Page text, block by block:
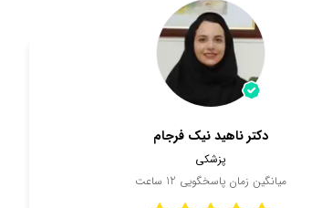
دکتر ناهید نیک فرجام
پزشکی
میانگین زمان پاسخگویی 12 ساعت